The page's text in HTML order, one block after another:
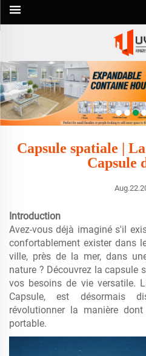
Capsule spatiale |
Capsule
Introduction
Avez-vous déjà imaginé s'il
confortablement exister dans
ville, près de la mer, dans
nature ? Découvrez la
vos besoins de vie versatile.
Capsule, est désormais
révolutionner la manière
portable.